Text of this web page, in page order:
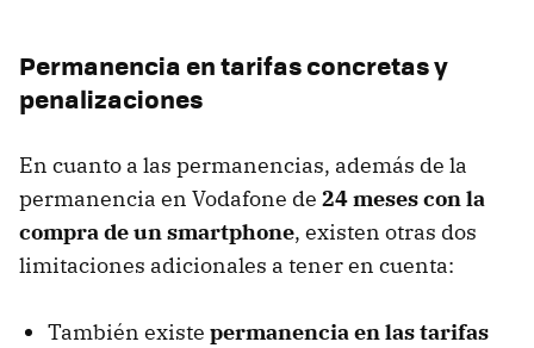
Permanencia en tarifas concretas y
penalizaciones
En cuanto a las permanencias, además de la
permanencia en Vodafone de 24 meses con la
compra de un smartphone, existen otras dos
limitaciones adicionales a tener en cuenta:
También existe permanencia en las tarifas